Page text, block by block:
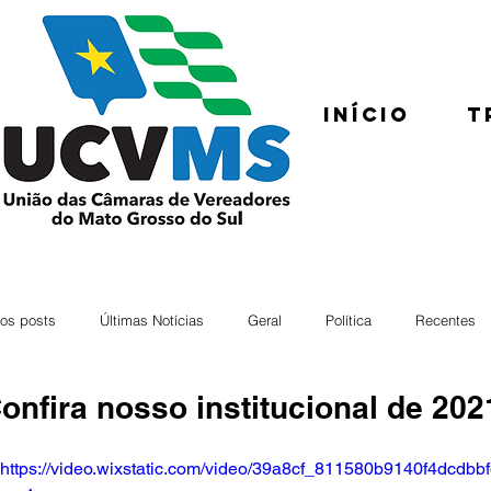
Início
posts Últimas Notícias Geral Política Recentes
nosso institucional de
https://video.wixstatic.com/video/